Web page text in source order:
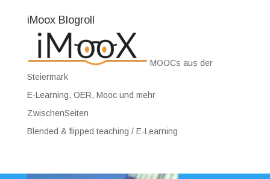
iMoox Blogroll
MOOCs aus der
Steiermark
E-Learning, OER, Mooc und mehr
ZwischenSeiten
Blended & flipped teaching / E-Learning